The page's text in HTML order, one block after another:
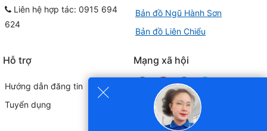
×
Liên hệ hợp tác: 0915 694
624
Bản đồ Ngũ Hành Sơn
Bản đồ Liên Chiểu
Hỗ trợ
Hướng dẫn đăng tin
Tuyển dụng
Mạng xã hội